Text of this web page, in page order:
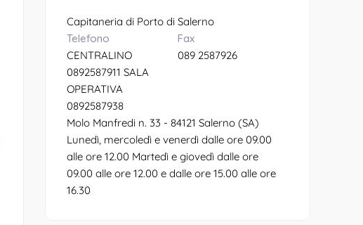
Capitaneria di Porto di Salerno
Telefono
CENTRALINO
0892587911 SALA
OPERATIVA
0892587938
Fax
089 2587926
Molo Manfredi n. 33 - 84121 Salerno (SA)
Lunedì, mercoledì e venerdì dalle ore 09.00
alle ore 12.00 Martedì e giovedì dalle ore
09.00 alle ore 12.00 e dalle ore 15.00 alle ore
16.30